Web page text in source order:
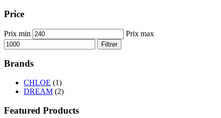
Price
Prix min Prix max
Filtrer
Brands
CHLOE (1)
DREAM (2)
Featured Products